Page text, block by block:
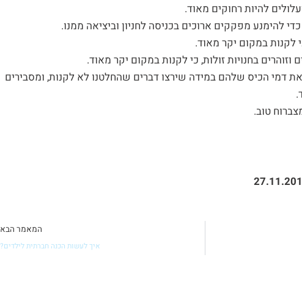
להיות רחוקים מאוד.
להימנע מפקקים ארוכים בכניסה לחניון וביציאה ממנו.
לקנות במקום יקר מאוד.
וזוהרים בחנויות זולות, כי לקנות במקום יקר מאוד.
דמי הכיס שלהם במידה שירצו דברים שהחלטנו לא לקנות, ומסבירים
טוב.
המאמר הבא
איך לעשות הכנה חברתית לילדים?